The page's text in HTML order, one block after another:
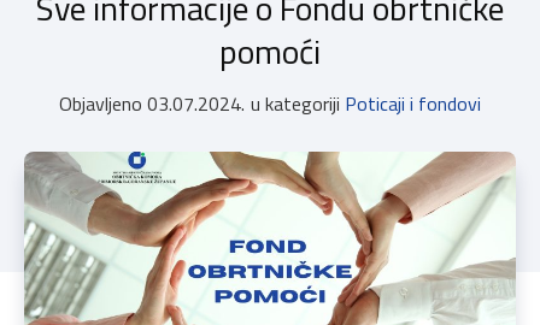
pomoći
Objavljeno 03.07.2024. u kategoriji Poticaji i fondovi